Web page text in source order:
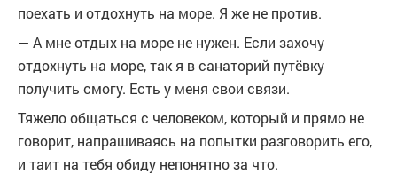
поехать и отдохнуть на море. Я же не против.
— А мне отдых на море не нужен. Если захочу
отдохнуть на море, так я в санаторий путёвку
получить смогу. Есть у меня свои связи.
Тяжело общаться с человеком, который и прямо не
говорит, напрашиваясь на попытки разговорить его,
и таит на тебя обиду непонятно за что.